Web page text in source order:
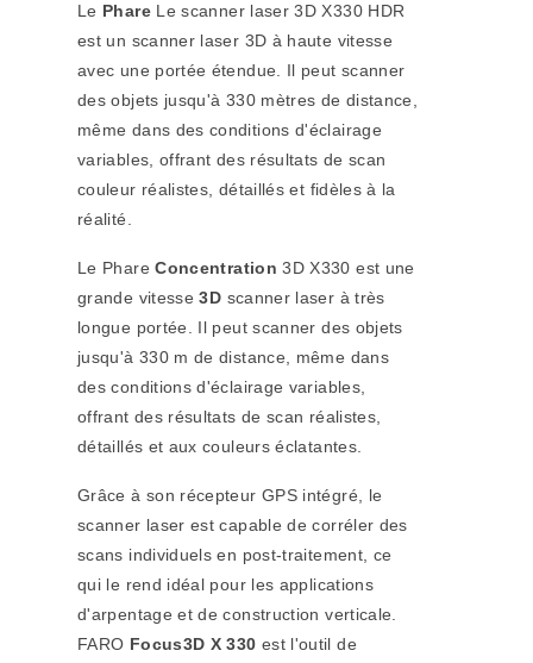
Le PhareLe scanner laser 3D X330 HDR
est un scanner laser 3D à haute vitesse
avec une portée étendue. Il peut scanner
des objets jusqu'à 330 mètres de distance,
même dans des conditions d'éclairage
variables, offrant des résultats de scan
couleur réalistes, détaillés et fidèles à la
réalité.
Le PhareConcentration 3D X330 est une
grande vitesse3D scanner laser à très
longue portée. Il peut scanner des objets
jusqu'à 330 m de distance, même dans
des conditions d'éclairage variables,
offrant des résultats de scan réalistes,
détaillés et aux couleurs éclatantes.
Grâce à son récepteur GPS intégré, le
scanner laser est capable de corréler des
scans individuels en post-traitement, ce
qui le rend idéal pour les applications
d'arpentage et de construction verticale.
FARO Focus3D X 330 est l'outil de